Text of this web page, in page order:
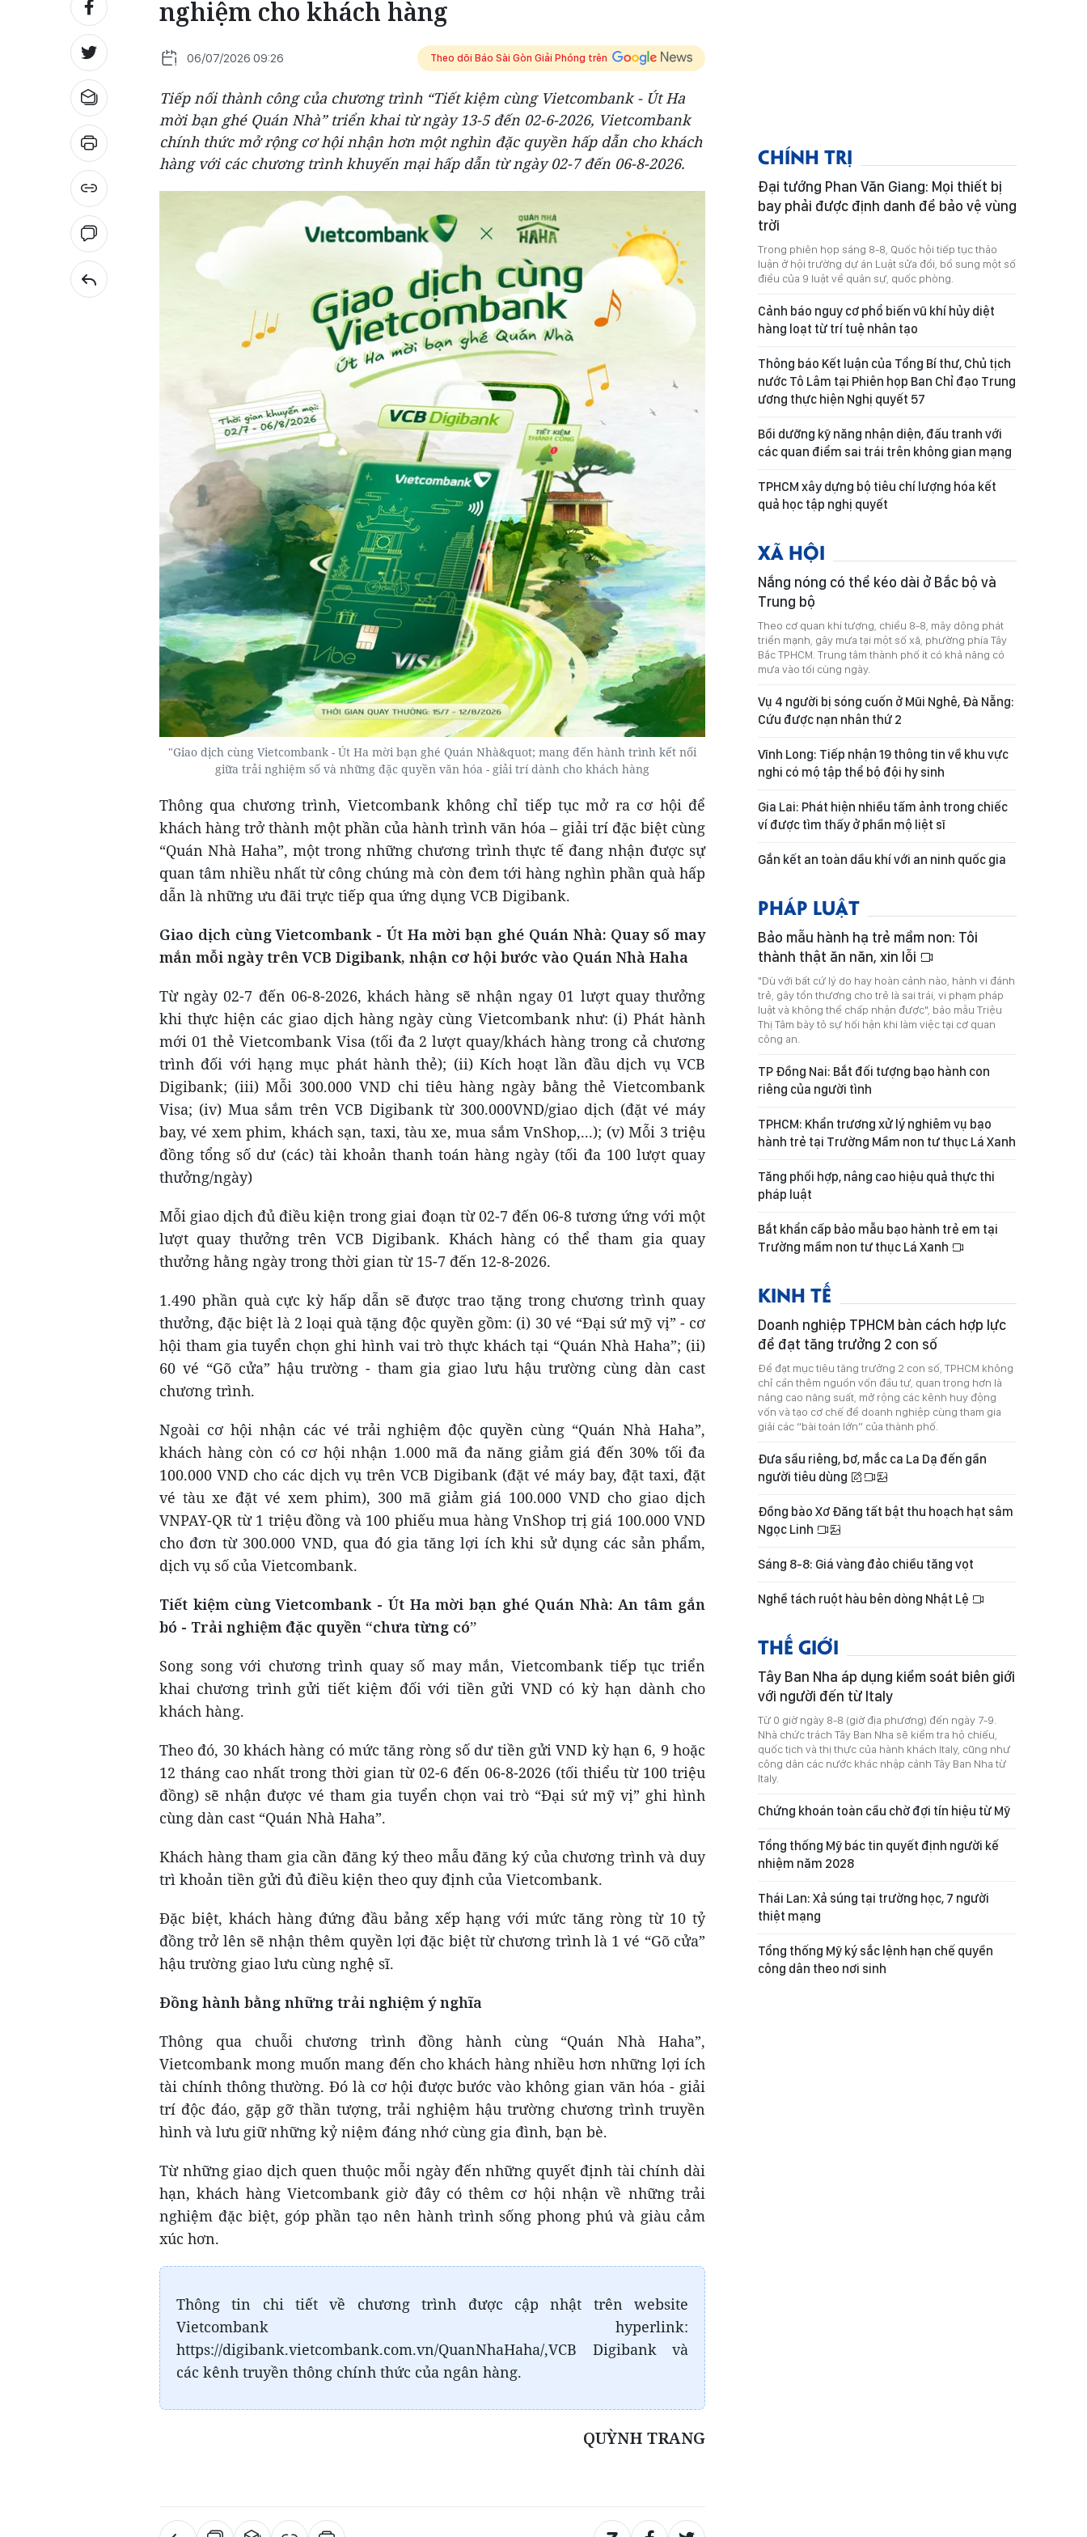
nghiệm cho khách hàng
06/07/2026 09:26 Theo dõi Báo Sài Gòn Giải Phóng trên
Tiếp nối thành công của chương trình “Tiết kiệm cùng Vietcombank - Út Ha
mời bạn ghé Quán Nhà” triển khai từ ngày 13-5 đến 02-6-2026, Vietcombank
chính thức mở rộng cơ hội nhận hơn một nghìn đặc quyền hấp dẫn cho khách
hàng với các chương trình khuyến mại hấp dẫn từ ngày 02-7 đến 06-8-2026.
"Giao dịch cùng Vietcombank - Út Ha mời bạn ghé Quán Nhà&quot; mang đến hành trình kết nối
giữa trải nghiệm số và những đặc quyền văn hóa - giải trí dành cho khách hàng
Thông qua chương trình, Vietcombank không chỉ tiếp tục mở ra cơ hội để
khách hàng trở thành một phần của hành trình văn hóa – giải trí đặc biệt cùng
“Quán Nhà Haha”, một trong những chương trình thực tế đang nhận được sự
quan tâm nhiều nhất từ công chúng mà còn đem tới hàng nghìn phần quà hấp
dẫn là những ưu đãi trực tiếp qua ứng dụng VCB Digibank.
Giao dịch cùng Vietcombank - Út Ha mời bạn ghé Quán Nhà: Quay số may
mắn mỗi ngày trên VCB Digibank, nhận cơ hội bước vào Quán Nhà Haha
Từ ngày 02-7 đến 06-8-2026, khách hàng sẽ nhận ngay 01 lượt quay thưởng
khi thực hiện các giao dịch hàng ngày cùng Vietcombank như: (i) Phát hành
mới 01 thẻ Vietcombank Visa (tối đa 2 lượt quay/khách hàng trong cả chương
trình đối với hạng mục phát hành thẻ); (ii) Kích hoạt lần đầu dịch vụ VCB
Digibank; (iii) Mỗi 300.000 VND chi tiêu hàng ngày bằng thẻ Vietcombank
Visa; (iv) Mua sắm trên VCB Digibank từ 300.000VND/giao dịch (đặt vé máy
bay, vé xem phim, khách sạn, taxi, tàu xe, mua sắm VnShop,...); (v) Mỗi 3 triệu
đồng tổng số dư (các) tài khoản thanh toán hàng ngày (tối đa 100 lượt quay
thưởng/ngày)
Mỗi giao dịch đủ điều kiện trong giai đoạn từ 02-7 đến 06-8 tương ứng với một
lượt quay thưởng trên VCB Digibank. Khách hàng có thể tham gia quay
thưởng hằng ngày trong thời gian từ 15-7 đến 12-8-2026.
1.490 phần quà cực kỳ hấp dẫn sẽ được trao tặng trong chương trình quay
thưởng, đặc biệt là 2 loại quà tặng độc quyền gồm: (i) 30 vé “Đại sứ mỹ vị” - cơ
hội tham gia tuyển chọn ghi hình vai trò thực khách tại “Quán Nhà Haha”; (ii)
60 vé “Gõ cửa” hậu trường - tham gia giao lưu hậu trường cùng dàn cast
chương trình.
Ngoài cơ hội nhận các vé trải nghiệm độc quyền cùng “Quán Nhà Haha”,
khách hàng còn có cơ hội nhận 1.000 mã đa năng giảm giá đến 30% tối đa
100.000 VND cho các dịch vụ trên VCB Digibank (đặt vé máy bay, đặt taxi, đặt
vé tàu xe đặt vé xem phim), 300 mã giảm giá 100.000 VND cho giao dịch
VNPAY-QR từ 1 triệu đồng và 100 phiếu mua hàng VnShop trị giá 100.000 VND
cho đơn từ 300.000 VND, qua đó gia tăng lợi ích khi sử dụng các sản phẩm,
dịch vụ số của Vietcombank.
Tiết kiệm cùng Vietcombank - Út Ha mời bạn ghé Quán Nhà: An tâm gắn
bó - Trải nghiệm đặc quyền “chưa từng có”
Song song với chương trình quay số may mắn, Vietcombank tiếp tục triển
khai chương trình gửi tiết kiệm đối với tiền gửi VND có kỳ hạn dành cho
khách hàng.
Theo đó, 30 khách hàng có mức tăng ròng số dư tiền gửi VND kỳ hạn 6, 9 hoặc
12 tháng cao nhất trong thời gian từ 02-6 đến 06-8-2026 (tối thiểu từ 100 triệu
đồng) sẽ nhận được vé tham gia tuyển chọn vai trò “Đại sứ mỹ vị” ghi hình
cùng dàn cast “Quán Nhà Haha”.
Khách hàng tham gia cần đăng ký theo mẫu đăng ký của chương trình và duy
trì khoản tiền gửi đủ điều kiện theo quy định của Vietcombank.
Đặc biệt, khách hàng đứng đầu bảng xếp hạng với mức tăng ròng từ 10 tỷ
đồng trở lên sẽ nhận thêm quyền lợi đặc biệt từ chương trình là 1 vé “Gõ cửa”
hậu trường giao lưu cùng nghệ sĩ.
Đồng hành bằng những trải nghiệm ý nghĩa
Thông qua chuỗi chương trình đồng hành cùng “Quán Nhà Haha”,
Vietcombank mong muốn mang đến cho khách hàng nhiều hơn những lợi ích
tài chính thông thường. Đó là cơ hội được bước vào không gian văn hóa - giải
trí độc đáo, gặp gỡ thần tượng, trải nghiệm hậu trường chương trình truyền
hình và lưu giữ những kỷ niệm đáng nhớ cùng gia đình, bạn bè.
Từ những giao dịch quen thuộc mỗi ngày đến những quyết định tài chính dài
hạn, khách hàng Vietcombank giờ đây có thêm cơ hội nhận về những trải
nghiệm đặc biệt, góp phần tạo nên hành trình sống phong phú và giàu cảm
xúc hơn.
Thông tin chi tiết về chương trình được cập nhật trên website
Vietcombank hyperlink:
https://digibank.vietcombank.com.vn/QuanNhaHaha/,VCB Digibank và
các kênh truyền thông chính thức của ngân hàng.
QUỲNH TRANG
CHÍNH TRỊ
Đại tướng Phan Văn Giang: Mọi thiết bị
bay phải được định danh để bảo vệ vùng
trời
Trong phiên họp sáng 8-8, Quốc hội tiếp tục thảo
luận ở hội trường dự án Luật sửa đổi, bổ sung một số
điều của 9 luật về quân sự, quốc phòng.
Cảnh báo nguy cơ phổ biến vũ khí hủy diệt
hàng loạt từ trí tuệ nhân tạo
Thông báo Kết luận của Tổng Bí thư, Chủ tịch
nước Tô Lâm tại Phiên họp Ban Chỉ đạo Trung
ương thực hiện Nghị quyết 57
Bồi dưỡng kỹ năng nhận diện, đấu tranh với
các quan điểm sai trái trên không gian mạng
TPHCM xây dựng bộ tiêu chí lượng hóa kết
quả học tập nghị quyết
XÃ HỘI
Nắng nóng có thể kéo dài ở Bắc bộ và
Trung bộ
Theo cơ quan khí tượng, chiều 8-8, mây dông phát
triển mạnh, gây mưa tại một số xã, phường phía Tây
Bắc TPHCM. Trung tâm thành phố ít có khả năng có
mưa vào tối cùng ngày.
Vụ 4 người bị sóng cuốn ở Mũi Nghê, Đà Nẵng:
Cứu được nạn nhân thứ 2
Vĩnh Long: Tiếp nhận 19 thông tin về khu vực
nghi có mộ tập thể bộ đội hy sinh
Gia Lai: Phát hiện nhiều tấm ảnh trong chiếc
ví được tìm thấy ở phần mộ liệt sĩ
Gắn kết an toàn dầu khí với an ninh quốc gia
PHÁP LUẬT
Bảo mẫu hành hạ trẻ mầm non: Tôi
thành thật ăn năn, xin lỗi
"Dù với bất cứ lý do hay hoàn cảnh nào, hành vi đánh
trẻ, gây tổn thương cho trẻ là sai trái, vi phạm pháp
luật và không thể chấp nhận được", bảo mẫu Triệu
Thị Tâm bày tỏ sự hối hận khi làm việc tại cơ quan
công an.
TP Đồng Nai: Bắt đối tượng bạo hành con
riêng của người tình
TPHCM: Khẩn trương xử lý nghiêm vụ bạo
hành trẻ tại Trường Mầm non tư thục Lá Xanh
Tăng phối hợp, nâng cao hiệu quả thực thi
pháp luật
Bắt khẩn cấp bảo mẫu bạo hành trẻ em tại
Trường mầm non tư thục Lá Xanh
KINH TẾ
Doanh nghiệp TPHCM bàn cách hợp lực
để đạt tăng trưởng 2 con số
Để đạt mục tiêu tăng trưởng 2 con số, TPHCM không
chỉ cần thêm nguồn vốn đầu tư, quan trọng hơn là
nâng cao năng suất, mở rộng các kênh huy động
vốn và tạo cơ chế để doanh nghiệp cùng tham gia
giải các “bài toán lớn” của thành phố.
Đưa sầu riêng, bơ, mắc ca La Dạ đến gần
người tiêu dùng
Đồng bào Xơ Đăng tất bật thu hoạch hạt sâm
Ngọc Linh
Sáng 8-8: Giá vàng đảo chiều tăng vọt
Nghề tách ruột hàu bên dòng Nhật Lệ
THẾ GIỚI
Tây Ban Nha áp dụng kiểm soát biên giới
với người đến từ Italy
Từ 0 giờ ngày 8-8 (giờ địa phương) đến ngày 7-9.
Nhà chức trách Tây Ban Nha sẽ kiểm tra hộ chiếu,
quốc tịch và thị thực của hành khách Italy, cũng như
công dân các nước khác nhập cảnh Tây Ban Nha từ
Italy.
Chứng khoán toàn cầu chờ đợi tín hiệu từ Mỹ
Tổng thống Mỹ bác tin quyết định người kế
nhiệm năm 2028
Thái Lan: Xả súng tại trường học, 7 người
thiệt mạng
Tổng thống Mỹ ký sắc lệnh hạn chế quyền
công dân theo nơi sinh